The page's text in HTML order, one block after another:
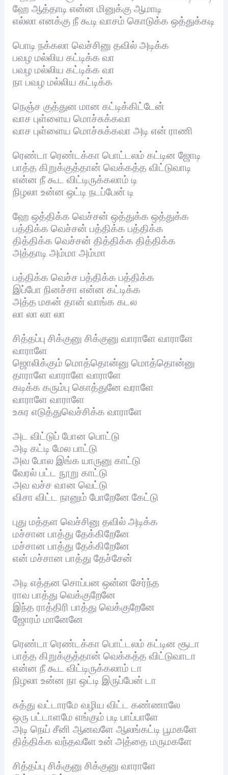
ஹே ஆத்தாடி என்ன மினுக்கு ஆமாடி
எல்லா எனக்கு நீ கூடி வாசம் கொடுக்க ஒத்துக்கடி
பொடி நக்கலா வெச்சினு தவில் அடிக்க
பவழ மல்லிய கட்டிக்க வா
பவழ மல்லிய கட்டிக்க வா
நா பவழ மல்லிய கட்டிக்க
நெஞ்ச குத்துன மான கட்டிக்கிட்டேன்
வாச புள்ளைய மொச்சுக்கவா
வாச புள்ளைய மொச்சுக்கவா அடி என் ராணி
ரெண்டா ரெண்டக்கா பொட்டலம் கட்டின ஜோடி
பாத்த கிறுக்குத்தான் வெக்கத்த விட்டுவாடி
என்ன நீ கூட விட்டிருக்கலாம் டி
நிழலா உன்ன ஒட்டி நடப்பேன் டி
ஹே ஒத்திக்க வெச்சன் ஒத்துக்க ஒத்துக்க
பத்திக்க வெச்சன் பத்திக்க பத்திக்க
தித்திக்க வெச்சன் தித்திக்க தித்திக்க
அத்தாடி அம்மா அம்மா
பத்திக்க வெச்ச பத்திக்க பத்திக்க
இப்போ நினச்சா என்ன கட்டிக்க
அத்த மகன் தான் வாங்க கடல
லா லா லா லா
சித்தப்பு சிக்குனு சிக்குனு வாராளே வாராளே
வாராளே
ஜொலிக்கும் மொத்தொன்னு மொத்தொன்னு
தாராளே வாராளே வாராளே
கடிக்க கரும்பு கொத்துனே வராளே
வாராளே வாராளே
உசுர எடுத்துவெச்சிக்க வாராளே
அட விட்டுப் போன பொட்டு
அடி கட்டி மேல பாட்டு
அவ போல இங்க யாருனு காட்டு
வேரல் பட்ட நூறு காட்டு
அவ வச்ச வான வெட்டு
விசா விட்ட நானும் போறேனே கேட்டு
புது மத்தள வெச்சினு தவில் அடிக்க
மச்சான பாத்து தேக்கிறேனே
மச்சான பாத்து தேக்கிறேனே
என் மச்சான பாத்து தேச்சேன்
அடி எத்தன சொப்பன ஒன்ன சேர்ந்த
ராவ பாத்து வெக்குறேனே
இந்த ராத்திரி பாத்து வெக்குறேனே
ஜோரம் மானேனே
ரெண்டா ரெண்டக்கா பொட்டலம் கட்டின சூடா
பாத்த கிறுக்குத்தான் வெக்கத்த விட்டுவாடா
என்ன நீ கூட விட்டிருக்கலாம் டா
நிழலா உன்ன நா ஒட்டி இருப்பேன் டா
சுத்து வட்டாரமே வழிய விட்ட கண்ணாலே
ஒரு பட்டாளமே எங்கும் படி பாப்பாளே
அடி நெய் சீனி ஆனவளே ஆலங்கட்டி பூமகளே
தித்திக்க வந்தவளே உன் அத்தை மருமகளே
சித்தப்பு சிக்குனு சிக்குனு வாராளே